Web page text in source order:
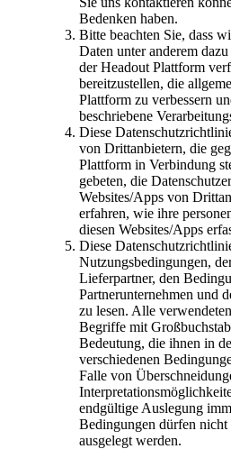
Bedenken haben.
Bitte beachten Sie, dass
Daten unter anderem
der Headout Plattform
bereitzustellen, die
Plattform zu verbessern
beschriebene
Diese
von Drittanbietern, die
Plattform in Verbindung
gebeten, die
Websites/Apps von
erfahren, wie ihre
diesen Websites/Apps
Diese
Nutzungsbedingungen,
Lieferpartner, den
Partnerunternehmen und
zu lesen. Alle
Begriffe mit
Bedeutung, die ihnen in
verschiedenen
Falle von
endgültige Auslegung
Bedingungen dürfen nicht
ausgelegt werden.